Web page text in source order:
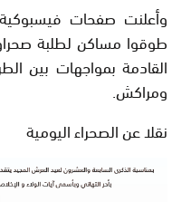
وأعلنت صفحات فيسبوكية
طوقوا مساكن لطلبة
القادمة بمواجهات بين
ومراكش.
نقلا عن الصحراء اليومية